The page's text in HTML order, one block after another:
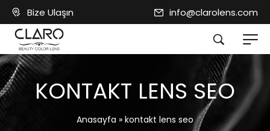
Bize Ulaşın info@clarolens.com
KONTAKT LENS SEO
Anasayfa » kontakt lens seo